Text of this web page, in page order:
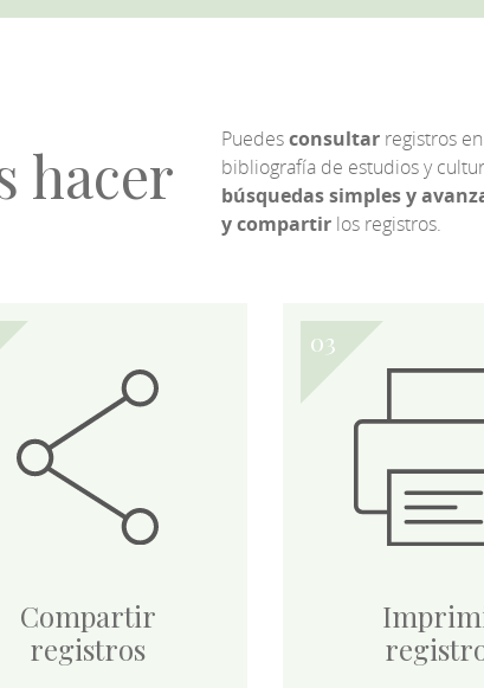
hacer Puedesconsultarregistros
bibliografía de estudios y
búsquedas simples y
y compartirlos registros.
Compartir
registros